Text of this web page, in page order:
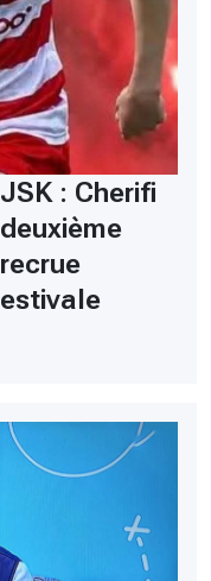
JSK : Cherifi
deuxième
recrue
estivale